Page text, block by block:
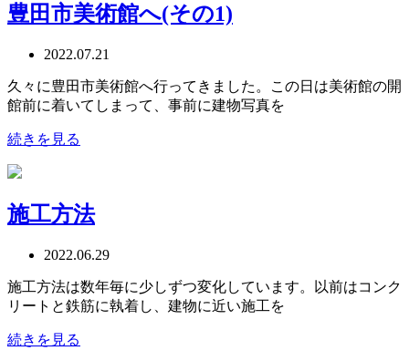
豊田市美術館へ(その1)
2022.07.21
久々に豊田市美術館へ行ってきました。この日は美術館の開
館前に着いてしまって、事前に建物写真を
続きを見る
施工方法
2022.06.29
施工方法は数年毎に少しずつ変化しています。以前はコンク
リートと鉄筋に執着し、建物に近い施工を
続きを見る